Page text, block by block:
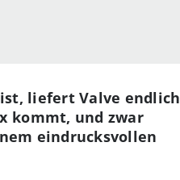
liefert Valve endlich
kommt, und zwar
eindrucksvollen